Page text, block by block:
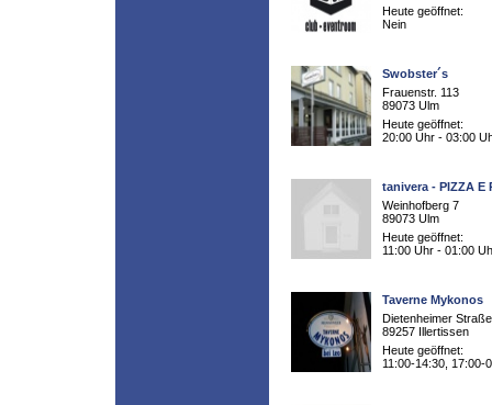
Heute geöffnet:
Nein
Swobster´s
Frauenstr. 113
89073 Ulm
Heute geöffnet:
20:00 Uhr - 03:00
tanivera - PIZZA E
Weinhofberg 7
89073 Ulm
Heute geöffnet:
11:00 Uhr - 01:00
Taverne Mykonos
Dietenheimer
89257 Illertissen
Heute geöffnet:
11:00-14:30, 17:00-